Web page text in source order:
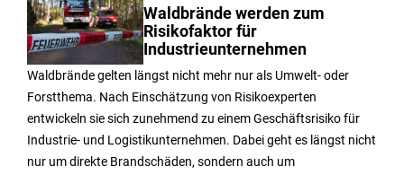
Waldbrände werden zum
Risikofaktor für
Industrieunternehmen
Waldbrände gelten längst nicht mehr nur als Umwelt- oder
Forstthema. Nach Einschätzung von Risikoexperten
entwickeln sie sich zunehmend zu einem Geschäftsrisiko für
Industrie- und Logistikunternehmen. Dabei geht es längst nicht
nur um direkte Brandschäden, sondern auch um